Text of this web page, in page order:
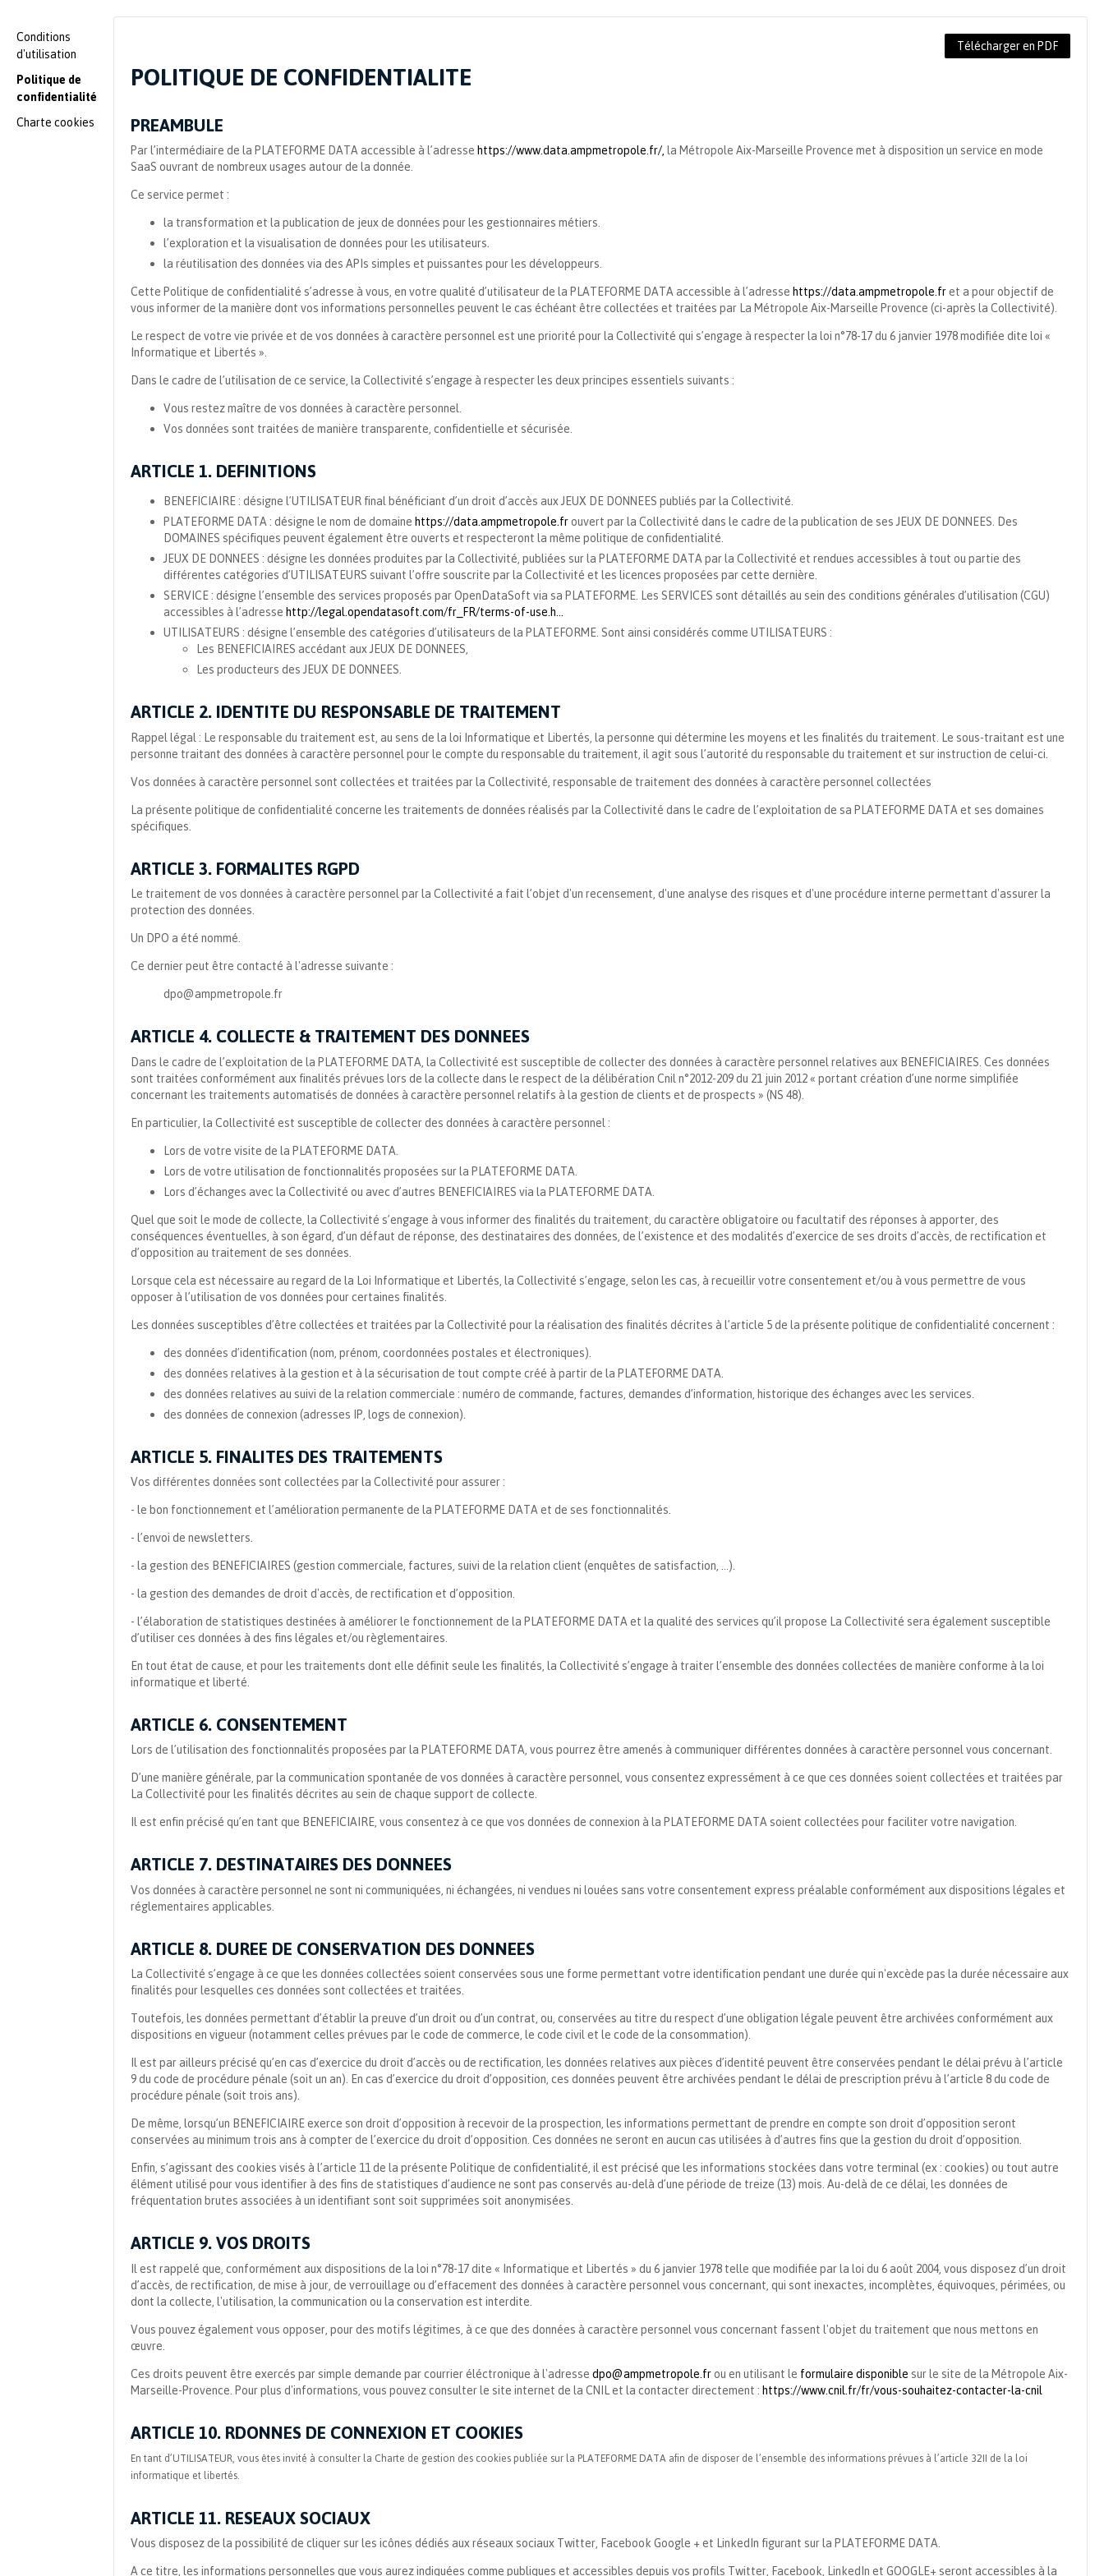
Conditions
d'utilisation
Politique de
confidentialité
Charte cookies
Télécharger en PDF
POLITIQUE DE CONFIDENTIALITE
PREAMBULE
Par l’intermédiaire de la PLATEFORME DATA accessible à l’adresse https://www.data.ampmetropole.fr/, la Métropole Aix-Marseille Provence met à disposition un service en mode
SaaS ouvrant de nombreux usages autour de la donnée.
Ce service permet :
la transformation et la publication de jeux de données pour les gestionnaires métiers.
l’exploration et la visualisation de données pour les utilisateurs.
la réutilisation des données via des APIs simples et puissantes pour les développeurs.
Cette Politique de confidentialité s’adresse à vous, en votre qualité d’utilisateur de la PLATEFORME DATA accessible à l’adresse https://data.ampmetropole.fret a pour objectif de
vous informer de la manière dont vos informations personnelles peuvent le cas échéant être collectées et traitées par La Métropole Aix-Marseille Provence (ci-après la Collectivité).
Le respect de votre vie privée et de vos données à caractère personnel est une priorité pour la Collectivité qui s’engage à respecter la loi n°78-17 du 6 janvier 1978 modifiée dite loi «
Informatique et Libertés ».
Dans le cadre de l’utilisation de ce service, la Collectivité s’engage à respecter les deux principes essentiels suivants :
Vous restez maître de vos données à caractère personnel.
Vos données sont traitées de manière transparente, confidentielle et sécurisée.
ARTICLE 1. DEFINITIONS
BENEFICIAIRE : désigne l’UTILISATEUR final bénéficiant d’un droit d’accès aux JEUX DE DONNEES publiés par la Collectivité.
PLATEFORME DATA : désigne le nom de domaine https://data.ampmetropole.fr ouvert par la Collectivité dans le cadre de la publication de ses JEUX DE DONNEES. Des
DOMAINES spécifiques peuvent également être ouverts et respecteront la même politique de confidentialité.
JEUX DE DONNEES : désigne les données produites par la Collectivité, publiées sur la PLATEFORME DATA par la Collectivité et rendues accessibles à tout ou partie des
différentes catégories d’UTILISATEURS suivant l’offre souscrite par la Collectivité et les licences proposées par cette dernière.
SERVICE : désigne l’ensemble des services proposés par OpenDataSoft via sa PLATEFORME. Les SERVICES sont détaillés au sein des conditions générales d’utilisation (CGU)
accessibles à l’adresse http://legal.opendatasoft.com/fr_FR/terms-of-use.h...
UTILISATEURS : désigne l’ensemble des catégories d’utilisateurs de la PLATEFORME. Sont ainsi considérés comme UTILISATEURS :
Les BENEFICIAIRES accédant aux JEUX DE DONNEES,
Les producteurs des JEUX DE DONNEES.
ARTICLE 2. IDENTITE DU RESPONSABLE DE TRAITEMENT
Rappel légal : Le responsable du traitement est, au sens de la loi Informatique et Libertés, la personne qui détermine les moyens et les finalités du traitement. Le sous-traitant est une
personne traitant des données à caractère personnel pour le compte du responsable du traitement, il agit sous l’autorité du responsable du traitement et sur instruction de celui-ci.
Vos données à caractère personnel sont collectées et traitées par la Collectivité, responsable de traitement des données à caractère personnel collectées
La présente politique de confidentialité concerne les traitements de données réalisés par la Collectivité dans le cadre de l’exploitation de sa PLATEFORME DATA et ses domaines
spécifiques.
ARTICLE 3. FORMALITES RGPD
Le traitement de vos données à caractère personnel par la Collectivité a fait l’objet d'un recensement, d'une analyse des risques et d'une procédure interne permettant d'assurer la
protection des données.
Un DPO a été nommé.
Ce dernier peut être contacté à l'adresse suivante :
dpo@ampmetropole.fr
ARTICLE 4. COLLECTE & TRAITEMENT DES DONNEES
Dans le cadre de l’exploitation de la PLATEFORME DATA, la Collectivité est susceptible de collecter des données à caractère personnel relatives aux BENEFICIAIRES. Ces données
sont traitées conformément aux finalités prévues lors de la collecte dans le respect de la délibération Cnil n°2012-209 du 21 juin 2012 « portant création d’une norme simplifiée
concernant les traitements automatisés de données à caractère personnel relatifs à la gestion de clients et de prospects » (NS 48).
En particulier, la Collectivité est susceptible de collecter des données à caractère personnel :
Lors de votre visite de la PLATEFORME DATA.
Lors de votre utilisation de fonctionnalités proposées sur la PLATEFORME DATA.
Lors d’échanges avec la Collectivité ou avec d’autres BENEFICIAIRES via la PLATEFORME DATA.
Quel que soit le mode de collecte, la Collectivité s’engage à vous informer des finalités du traitement, du caractère obligatoire ou facultatif des réponses à apporter, des
conséquences éventuelles, à son égard, d’un défaut de réponse, des destinataires des données, de l’existence et des modalités d’exercice de ses droits d’accès, de rectification et
d’opposition au traitement de ses données.
Lorsque cela est nécessaire au regard de la Loi Informatique et Libertés, la Collectivité s’engage, selon les cas, à recueillir votre consentement et/ou à vous permettre de vous
opposer à l’utilisation de vos données pour certaines finalités.
Les données susceptibles d’être collectées et traitées par la Collectivité pour la réalisation des finalités décrites à l’article 5 de la présente politique de confidentialité concernent :
des données d’identification (nom, prénom, coordonnées postales et électroniques).
des données relatives à la gestion et à la sécurisation de tout compte créé à partir de la PLATEFORME DATA.
des données relatives au suivi de la relation commerciale : numéro de commande, factures, demandes d’information, historique des échanges avec les services.
des données de connexion (adresses IP, logs de connexion).
ARTICLE 5. FINALITES DES TRAITEMENTS
Vos différentes données sont collectées par la Collectivité pour assurer :
- le bon fonctionnement et l’amélioration permanente de la PLATEFORME DATA et de ses fonctionnalités.
- l’envoi de newsletters.
- la gestion des BENEFICIAIRES (gestion commerciale, factures, suivi de la relation client (enquêtes de satisfaction, …).
- la gestion des demandes de droit d'accès, de rectification et d’opposition.
- l’élaboration de statistiques destinées à améliorer le fonctionnement de la PLATEFORME DATA et la qualité des services qu’il propose La Collectivité sera également susceptible
d’utiliser ces données à des fins légales et/ou règlementaires.
En tout état de cause, et pour les traitements dont elle définit seule les finalités, la Collectivité s’engage à traiter l’ensemble des données collectées de manière conforme à la loi
informatique et liberté.
ARTICLE 6. CONSENTEMENT
Lors de l’utilisation des fonctionnalités proposées par la PLATEFORME DATA, vous pourrez être amenés à communiquer différentes données à caractère personnel vous concernant.
D’une manière générale, par la communication spontanée de vos données à caractère personnel, vous consentez expressément à ce que ces données soient collectées et traitées par
La Collectivité pour les finalités décrites au sein de chaque support de collecte.
Il est enfin précisé qu’en tant que BENEFICIAIRE, vous consentez à ce que vos données de connexion à la PLATEFORME DATA soient collectées pour faciliter votre navigation.
ARTICLE 7. DESTINATAIRES DES DONNEES
Vos données à caractère personnel ne sont ni communiquées, ni échangées, ni vendues ni louées sans votre consentement express préalable conformément aux dispositions légales et
réglementaires applicables.
ARTICLE 8. DUREE DE CONSERVATION DES DONNEES
La Collectivité s’engage à ce que les données collectées soient conservées sous une forme permettant votre identification pendant une durée qui n'excède pas la durée nécessaire aux
finalités pour lesquelles ces données sont collectées et traitées.
Toutefois, les données permettant d’établir la preuve d’un droit ou d’un contrat, ou, conservées au titre du respect d’une obligation légale peuvent être archivées conformément aux
dispositions en vigueur (notamment celles prévues par le code de commerce, le code civil et le code de la consommation).
Il est par ailleurs précisé qu’en cas d’exercice du droit d’accès ou de rectification, les données relatives aux pièces d’identité peuvent être conservées pendant le délai prévu à l’article
9 du code de procédure pénale (soit un an). En cas d’exercice du droit d’opposition, ces données peuvent être archivées pendant le délai de prescription prévu à l’article 8 du code de
procédure pénale (soit trois ans).
De même, lorsqu’un BENEFICIAIRE exerce son droit d’opposition à recevoir de la prospection, les informations permettant de prendre en compte son droit d’opposition seront
conservées au minimum trois ans à compter de l’exercice du droit d’opposition. Ces données ne seront en aucun cas utilisées à d’autres fins que la gestion du droit d’opposition.
Enfin, s’agissant des cookies visés à l’article 11 de la présente Politique de confidentialité, il est précisé que les informations stockées dans votre terminal (ex : cookies) ou tout autre
élément utilisé pour vous identifier à des fins de statistiques d’audience ne sont pas conservés au-delà d’une période de treize (13) mois. Au-delà de ce délai, les données de
fréquentation brutes associées à un identifiant sont soit supprimées soit anonymisées.
ARTICLE 9. VOS DROITS
Il est rappelé que, conformément aux dispositions de la loi n°78-17 dite « Informatique et Libertés » du 6 janvier 1978 telle que modifiée par la loi du 6 août 2004, vous disposez d’un droit
d’accès, de rectification, de mise à jour, de verrouillage ou d’effacement des données à caractère personnel vous concernant, qui sont inexactes, incomplètes, équivoques, périmées, ou
dont la collecte, l'utilisation, la communication ou la conservation est interdite.
Vous pouvez également vous opposer, pour des motifs légitimes, à ce que des données à caractère personnel vous concernant fassent l'objet du traitement que nous mettons en
œuvre.
Ces droits peuvent être exercés par simple demande par courrier éléctronique à l'adresse dpo@ampmetropole.fr ou en utilisant le formulaire disponible sur le site de la Métropole Aix-
Marseille-Provence. Pour plus d'informations, vous pouvez consulter le site internet de la CNIL et la contacter directement : https://www.cnil.fr/fr/vous-souhaitez-contacter-la-cnil
ARTICLE 10. RDONNES DE CONNEXION ET COOKIES
En tant d’UTILISATEUR, vous êtes invité à consulter la Charte de gestion des cookies publiée sur la PLATEFORME DATA afin de disposer de l’ensemble des informations prévues à l’article 32II de la loi
informatique et libertés.
ARTICLE 11. RESEAUX SOCIAUX
Vous disposez de la possibilité de cliquer sur les icônes dédiés aux réseaux sociaux Twitter, Facebook Google + et LinkedIn figurant sur la PLATEFORME DATA.
A ce titre, les informations personnelles que vous aurez indiquées comme publiques et accessibles depuis vos profils Twitter, Facebook, LinkedIn et GOOGLE+ seront accessibles à la